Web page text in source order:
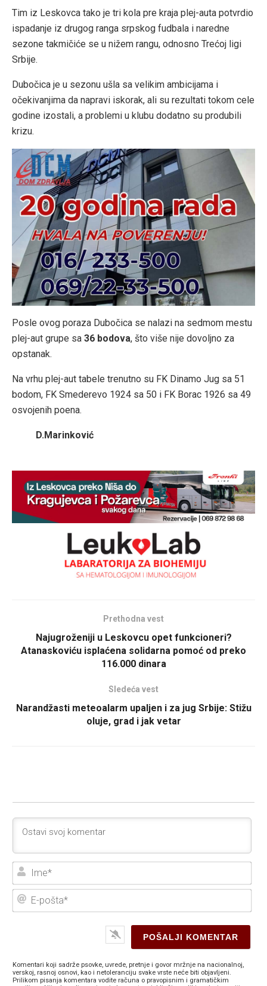
Tim iz Leskovca tako je tri kola pre kraja plej-auta potvrdio
ispadanje iz drugog ranga srpskog fudbala i naredne
sezone takmičiće se u nižem rangu, odnosno Trećoj ligi
Srbije.
Dubočica je u sezonu ušla sa velikim ambicijama i
očekivanjima da napravi iskorak, ali su rezultati tokom cele
godine izostali, a problemi u klubu dodatno su produbili
krizu.
Posle ovog poraza Dubočica se nalazi na sedmom mestu
plej-aut grupe sa 36 bodova, što više nije dovoljno za
opstanak.
Na vrhu plej-aut tabele trenutno su FK Dinamo Jug sa 51
bodom, FK Smederevo 1924 sa 50 i FK Borac 1926 sa 49
osvojenih poena.
D.Marinković
Prethodna vest
Najugroženiji u Leskovcu opet funkcioneri?
Atanaskoviću isplaćena solidarna pomoć od preko
116.000 dinara
Sledeća vest
Narandžasti meteoalarm upaljen i za jug Srbije: Stižu
oluje, grad i jak vetar
E-
Komentari koji sadrže psovke, uvrede, pretnje i govor mržnje na nacionalnoj,
verskoj, rasnoj osnovi, kao i netoleranciju svake vrste neće biti objavljeni.
Prilikom pisanja komentara vodite računa o pravopisnim i gramatičkim